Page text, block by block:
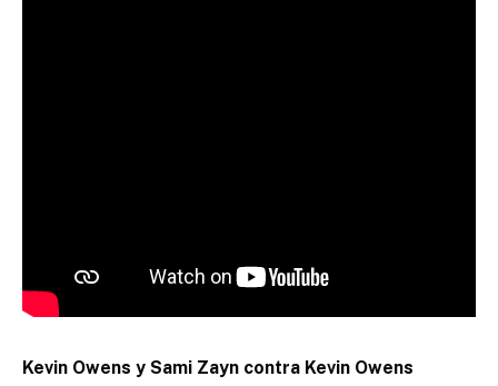
Kevin Owens y Sami Zayn contra Kevin Owens